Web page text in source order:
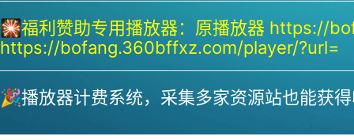
🎇福利赞助专用播放器： 原播放器 https://
https://bofang.360bffxz.com/player/?url=
🎉播放器计费系统，采集多家资源站也能获